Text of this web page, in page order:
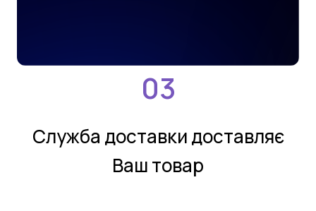
Службa дoстaвки дoстaвляє
Ваш товар